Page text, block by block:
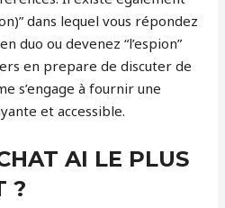
dans lequel vous répondez
duo ou devenez “l’espion”
en prepare de discuter de
s’engage à fournir une
et accessible.
AI LE PLUS
?